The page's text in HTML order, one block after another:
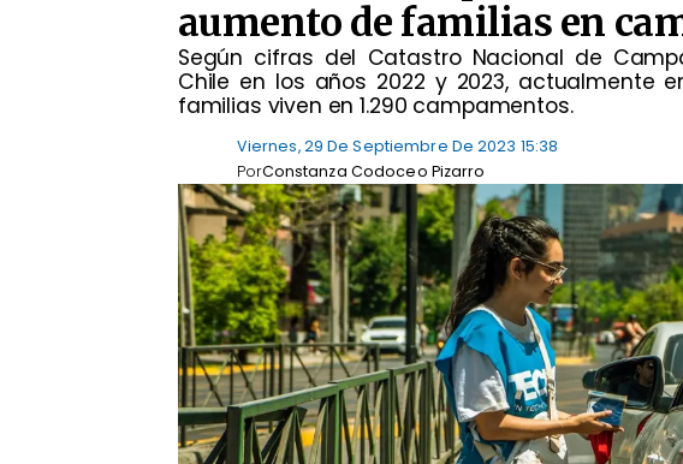
aumento de familias en
Según cifras del Catastro Nacional de
Chile en los años 2022 y 2023, actualmente
familias viven en 1.290 campamentos.
Viernes, 29 De Septiembre De 2023 15:38
Constanza Codoceo Pizarro
Por